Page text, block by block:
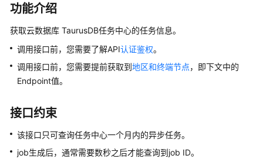
态
服
务
告
品
绍
功能介绍
获取云数据库 TaurusDB任务中心的任务信息。
调用接口前，您需要了解API认证鉴权。
调用接口前，您需要提前获取到地区和终端节点，即下文中的
Endpoint值。
接口约束
该接口只可查询任务中心一个月内的异步任务。
job生成后，通常需要数秒之后才能查询到job ID。